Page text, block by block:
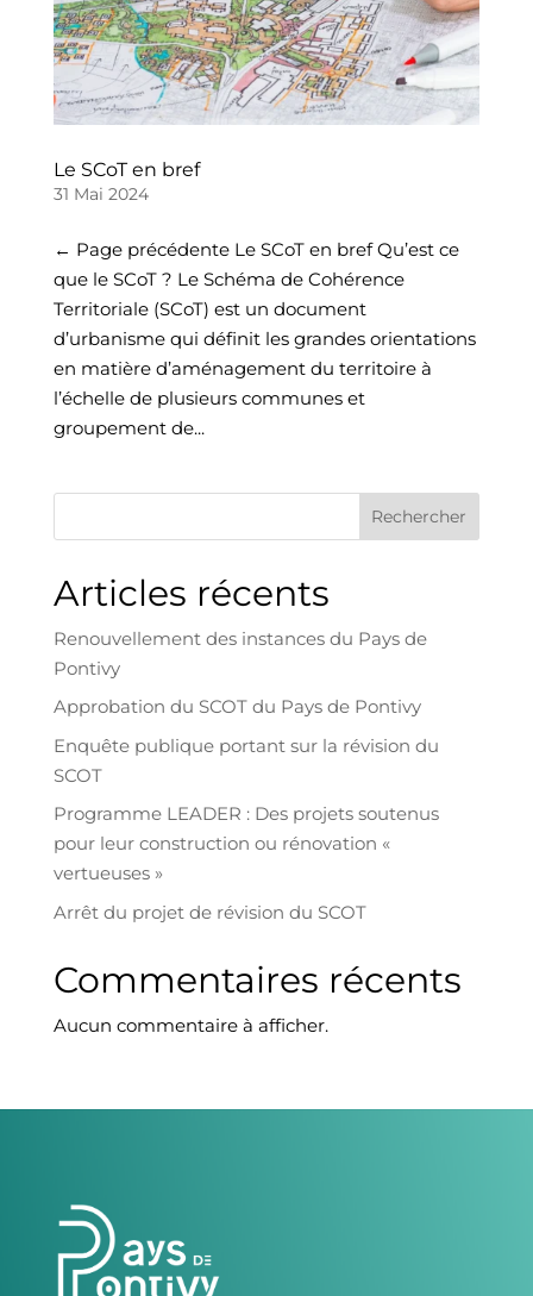
Le SCoT en bref
31 Mai 2024
← Page précédente Le SCoT en bref Qu’est ce
que le SCoT ? Le Schéma de Cohérence
Territoriale (SCoT) est un document
d’urbanisme qui définit les grandes orientations
en matière d’aménagement du territoire à
l’échelle de plusieurs communes et
groupement de...
Rechercher
Articles récents
Renouvellement des instances du Pays de
Pontivy
Approbation du SCOT du Pays de Pontivy
Enquête publique portant sur la révision du
SCOT
Programme LEADER : Des projets soutenus
pour leur construction ou rénovation «
vertueuses »
Arrêt du projet de révision du SCOT
Commentaires récents
Aucun commentaire à afficher.